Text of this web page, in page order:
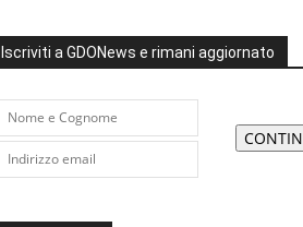
Iscriviti a GDONews e rimani aggiornato